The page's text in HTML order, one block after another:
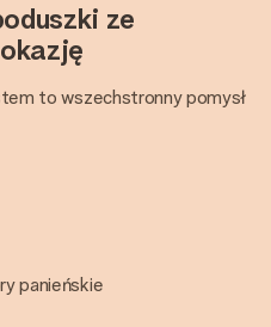
ze
to wszechstronny pomysł
panieńskie